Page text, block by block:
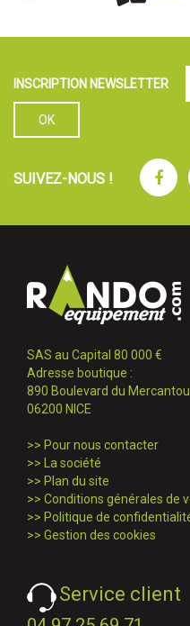
INSCRIPTION NEWSLETTER
SUIVEZ-NOUS !
SAS au Capital 80 000 €
Adresse boutique :
890 Boulevard du
06200 NICE
>> Pour nous contacter
>>
La société
>> Plan du site
>> Conditions générales de
>> Politique de
>> Gestion des cookies
Service client